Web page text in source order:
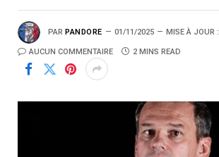
PAR PANDORE 01/11/2025 MISE À JOUR :
AUCUN COMMENTAIRE 2 MINS READ